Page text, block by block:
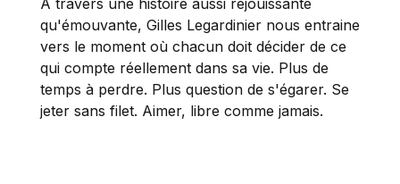
qu'émouvante, Gilles Legardinier nous entraine
vers le moment où chacun doit décider de ce
qui compte réellement dans sa vie. Plus de
temps à perdre. Plus question de s'égarer. Se
jeter sans filet. Aimer, libre comme jamais.